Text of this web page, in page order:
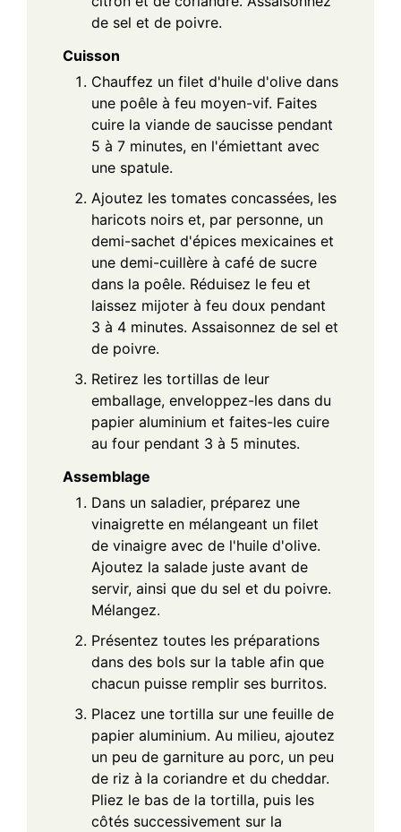
de sel et de poivre.
Cuisson
Chauffez un filet d'huile d'olive dans
une poêle à feu moyen-vif. Faites
cuire la viande de saucisse pendant
5 à 7 minutes, en l'émiettant avec
une spatule.
Ajoutez les tomates concassées, les
haricots noirs et, par personne, un
demi-sachet d'épices mexicaines et
une demi-cuillère à café de sucre
dans la poêle. Réduisez le feu et
laissez mijoter à feu doux pendant
3 à 4 minutes. Assaisonnez de sel et
de poivre.
Retirez les tortillas de leur
emballage, enveloppez-les dans du
papier aluminium et faites-les cuire
au four pendant 3 à 5 minutes.
Assemblage
Dans un saladier, préparez une
vinaigrette en mélangeant un filet
de vinaigre avec de l'huile d'olive.
Ajoutez la salade juste avant de
servir, ainsi que du sel et du poivre.
Mélangez.
Présentez toutes les préparations
dans des bols sur la table afin que
chacun puisse remplir ses burritos.
Placez une tortilla sur une feuille de
papier aluminium. Au milieu, ajoutez
un peu de garniture au porc, un peu
de riz à la coriandre et du cheddar.
Pliez le bas de la tortilla, puis les
côtés successivement sur la